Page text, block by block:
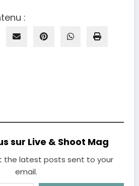
:
sur Live & Shoot Mag
the latest posts sent to your
email.